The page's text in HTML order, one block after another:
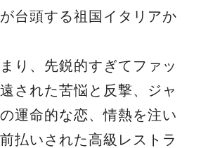
台頭する祖国イタリアか
り、先鋭的すぎてファッ
された苦悩と反撃、ジャ
運命的な恋、情熱を注い
払いされた高級レストラ